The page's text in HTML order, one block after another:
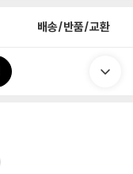
배송/반품/교환